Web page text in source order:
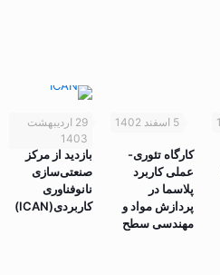
29 اردیبهشت
1403
بازدید از مرکز
صنعتی‌سازی
نانوفناوری
کاربردی(ICAN)
5 اسفند 1402
کارگاه تئوری-
عملی کاربرد
پلاسما در
پردازش مواد و
مهندسی سطح